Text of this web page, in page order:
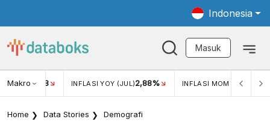
Indonesia
Masuk
Makro
USD/IDR 18 INFLASI YOY (JUL)2,88% INFLASI MOM (JUL) -
Home Data Stories Demografi